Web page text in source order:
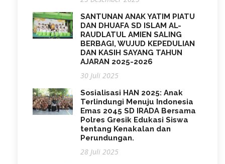
SANTUNAN ANAK YATIM PIATU
DAN DHUAFA SD ISLAM AL-
RAUDLATUL AMIEN SALING
BERBAGI, WUJUD KEPEDULIAN
DAN KASIH SAYANG TAHUN
AJARAN 2025-2026
30 Juli 2025
Sosialisasi HAN 2025: Anak
Terlindungi Menuju Indonesia
Emas 2045 SD IRADA Bersama
Polres Gresik Edukasi Siswa
tentang Kenakalan dan
Perundungan.
28 Juli 2025